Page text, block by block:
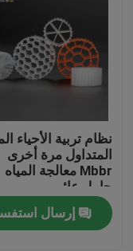
نظام تربية الأحياء
المتداول مرة أخرى
Mbbr معالجة المياه
حامل عائم
إرسال